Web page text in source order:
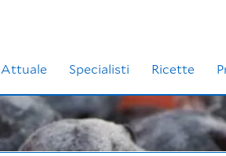
Attuale Specialisti Ricette